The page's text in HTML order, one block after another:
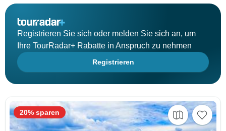
Registrieren Sie sich oder melden Sie sich an, um
Ihre TourRadar+ Rabatte in Anspruch zu nehmen
Registrieren
20% sparen